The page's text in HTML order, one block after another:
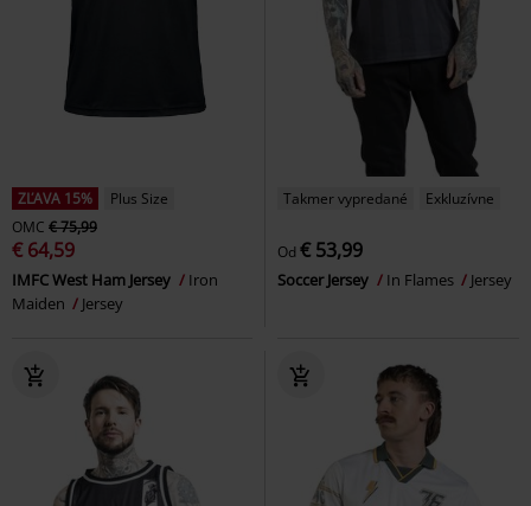
ZĽAVA 15%
Plus Size
OMC € 75,99
€ 64,59
IMFC West Ham Jersey
Iron
Maiden
Jersey
Takmer vypredané Exkluzívne
Od € 53,99
Soccer Jersey In Flames Jersey